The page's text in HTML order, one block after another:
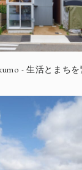
- 生活とまち